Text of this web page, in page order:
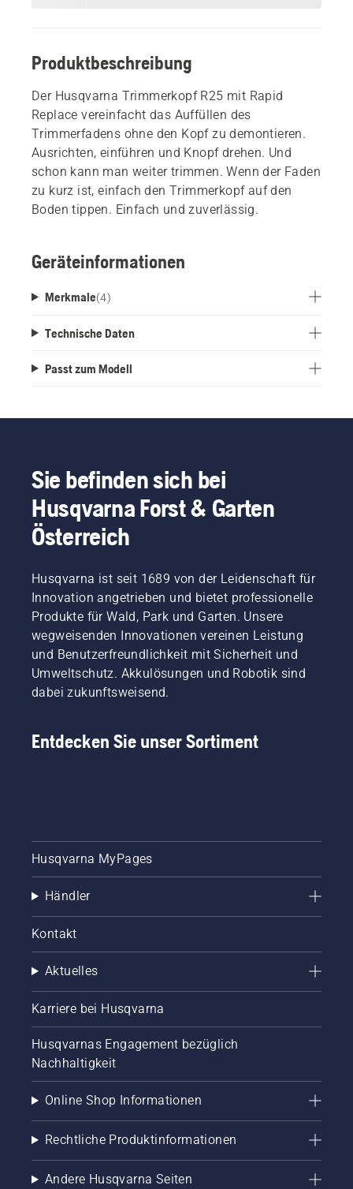
Produktbeschreibung
Der Husqvarna Trimmerkopf R25 mit Rapid
Replace vereinfacht das Auffüllen des
Trimmerfadens ohne den Kopf zu demontieren.
Ausrichten, einführen und Knopf drehen. Und
schon kann man weiter trimmen. Wenn der Faden
zu kurz ist, einfach den Trimmerkopf auf den
Boden tippen. Einfach und zuverlässig.
Geräteinformationen
Merkmale(4)
Technische Daten
Passt zum Modell
Sie befinden sich bei
Husqvarna Forst & Garten
Österreich
Husqvarna ist seit 1689 von der Leidenschaft für
Innovation angetrieben und bietet professionelle
Produkte für Wald, Park und Garten. Unsere
wegweisenden Innovationen vereinen Leistung
und Benutzerfreundlichkeit mit Sicherheit und
Umweltschutz. Akkulösungen und Robotik sind
dabei zukunftsweisend.
Entdecken Sie unser Sortiment
Husqvarna MyPages
Händler
Kontakt
Aktuelles
Karriere bei Husqvarna
Husqvarnas Engagement bezüglich
Nachhaltigkeit
Online Shop Informationen
Rechtliche Produktinformationen
Andere Husqvarna Seiten